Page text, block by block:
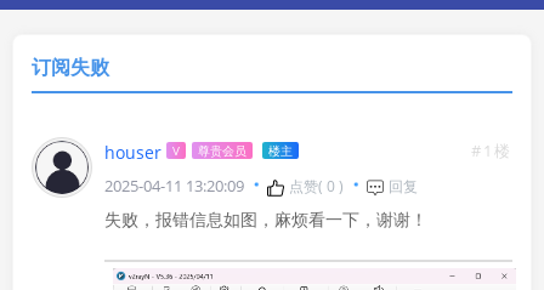
订阅失败
houser V 尊贵会员 楼主
#1楼
2025-04-11 13:20:09
点赞( 0 ) 回复
失败，报错信息如图，麻烦看一下，谢谢！